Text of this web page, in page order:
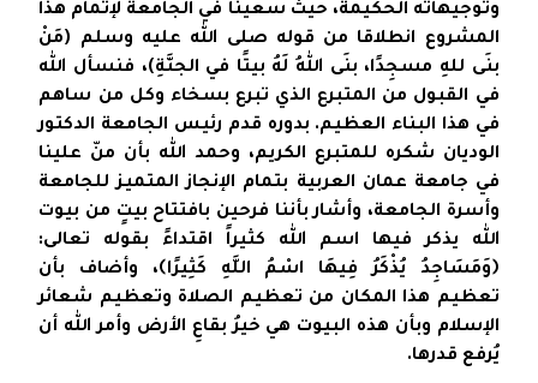
وتوجيهاته الحكيمة، حيث سعينا في الجامعة لإتمام هذا
المشروع انطلاقا من قوله صلى الله عليه وسلم (مَنْ
بنَى للهِ مسجِدًا، بنَى اللهُ لَهُ بيتًا في الجنَّةِ)، فنسأل الله
في القبول من المتبرع الذي تبرع بسخاء وكل من ساهم
في هذا البناء العظيم. بدوره قدم رئيس الجامعة الدكتور
الوديان شكره للمتبرع الكريم، وحمد الله بأن منّ علينا
في جامعة عمان العربية بتمام الإنجاز المتميز للجامعة
وأسرة الجامعة، وأشار بأننا فرحين بافتتاح بيتٍ من بيوت
الله يذكر فيها اسم الله كثيراً اقتداءً بقوله تعالى:
﴿وَمَسَاجِدُ يُذْكَرُ فِيهَا اسْمُ اللَّهِ كَثِيرًا﴾، وأضاف بأن
تعظيم هذا المكان من تعظيم الصلاة وتعظيم شعائر
الإسلام وبأن هذه البيوت هي خيرُ بقاعِ الأرض وأمر الله أن
يُرفع قدرها.